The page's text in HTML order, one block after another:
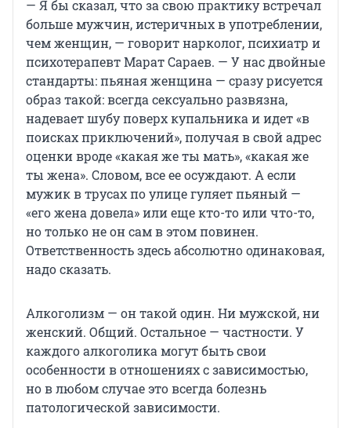
— Я бы сказал, что за свою практику встречал
больше мужчин, истеричных в употреблении,
чем женщин, — говорит нарколог, психиатр и
психотерапевт Марат Сараев. — У нас двойные
стандарты: пьяная женщина — сразу рисуется
образ такой: всегда сексуально развязна,
надевает шубу поверх купальника и идет «в
поисках приключений», получая в свой адрес
оценки вроде «какая же ты мать», «какая же
ты жена». Словом, все ее осуждают. А если
мужик в трусах по улице гуляет пьяный —
«его жена довела» или еще кто-то или что-то,
но только не он сам в этом повинен.
Ответственность здесь абсолютно одинаковая,
надо сказать.
Алкоголизм — он такой один. Ни мужской, ни
женский. Общий. Остальное — частности. У
каждого алкоголика могут быть свои
особенности в отношениях с зависимостью,
но в любом случае это всегда болезнь
патологической зависимости.